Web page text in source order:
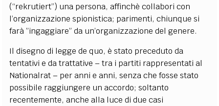
(“rekrutiert”) una persona, affinchè collabori con
l’organizzazione spionistica; parimenti, chiunque si
farà ”ingaggiare” da un’organizzazione del genere.
Il disegno di legge de quo, è stato preceduto da
tentativi e da trattative – tra i partiti rappresentati al
Nationalrat – per anni e anni, senza che fosse stato
possibile raggiungere un accordo; soltanto
recentemente, anche alla luce di due casi